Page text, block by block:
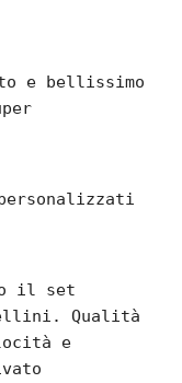
e bellissimo
il set
Qualità
e